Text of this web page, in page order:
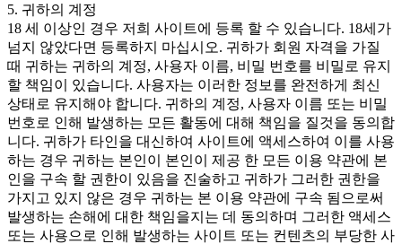
5. 귀하의 계정
18 세 이상인 경우 저희 사이트에 등록 할 수 있습니다. 18세가
넘지 않았다면 등록하지 마십시오. 귀하가 회원 자격을 가질
때 귀하는 귀하의 계정, 사용자 이름, 비밀 번호를 비밀로 유지
할 책임이 있습니다. 사용자는 이러한 정보를 완전하게 최신
상태로 유지해야 합니다. 귀하의 계정, 사용자 이름 또는 비밀
번호로 인해 발생하는 모든 활동에 대해 책임을 질것을 동의합
니다. 귀하가 타인을 대신하여 사이트에 액세스하여 이를 사용
하는 경우 귀하는 본인이 본인이 제공 한 모든 이용 약관에 본
인을 구속 할 권한이 있음을 진술하고 귀하가 그러한 권한을
가지고 있지 않은 경우 귀하는 본 이용 약관에 구속 됨으로써
발생하는 손해에 대한 책임을지는 데 동의하며 그러한 액세스
또는 사용으로 인해 발생하는 사이트 또는 컨텐츠의 부당한 사